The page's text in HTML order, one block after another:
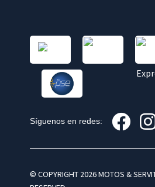
Síguenos en redes:
© COPYRIGHT 2026 MOTOS &